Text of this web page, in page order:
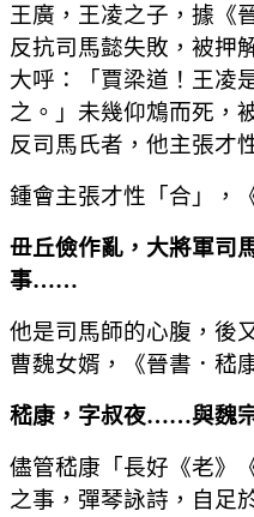
王廣，王凌之子，據《
反抗司馬懿失敗，被押
大呼：「賈梁道！王凌
之。」未幾仰鴆而死，
反司馬氏者，他主張才
鍾會主張才性「合」，
毌丘儉作亂，大將軍司
事……
他是司馬師的心腹，後
曹魏女婿，《晉書．嵇
嵇康，字叔夜……與魏
儘管嵇康「長好《老》
之事，彈琴詠詩，自足